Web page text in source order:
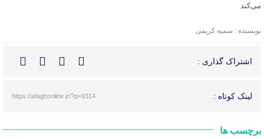
می‌کند
نویسنده : سمیه کریمی
اشتراک گذاری :
لینک کوتاه : https://afaghonline.ir/?p=9314
برچسب ها